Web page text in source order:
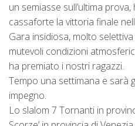
un semiasse sull’ultima
cassaforte la vittoria finale
Gara insidiosa, molto
mutevoli condizioni
ha premiato i nostri ragazzi.
Tempo una settimana e sarà
impegno.
Lo slalom 7 Tornanti in